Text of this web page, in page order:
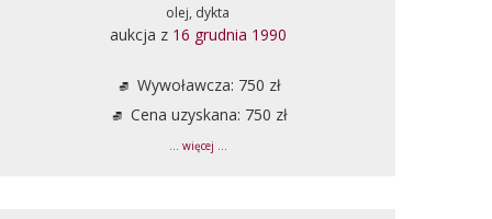
olej, dykta
aukcja z 16 grudnia 1990
Wywoławcza: 750 zł
Cena uzyskana: 750 zł
... więcej ...